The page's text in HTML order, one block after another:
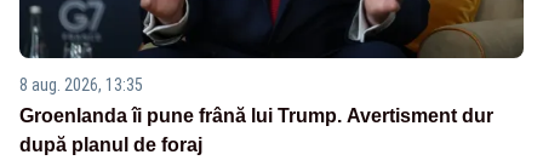
8 aug. 2026, 13:35
Groenlanda îi pune frână lui Trump. Avertisment dur
după planul de foraj